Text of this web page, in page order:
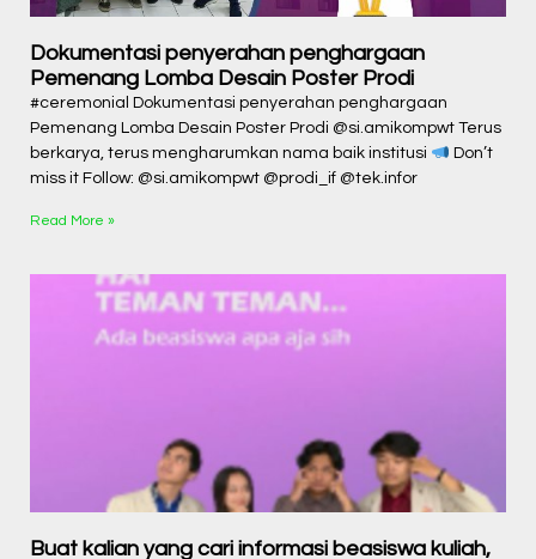
Dokumentasi penyerahan penghargaan
Pemenang Lomba Desain Poster Prodi
#ceremonial Dokumentasi penyerahan penghargaan
Pemenang Lomba Desain Poster Prodi @si.amikompwt Terus
berkarya, terus mengharumkan nama baik institusi
Don’t
miss it Follow: @si.amikompwt @prodi_if @tek.infor
Read More »
Buat kalian yang cari informasi beasiswa kuliah,